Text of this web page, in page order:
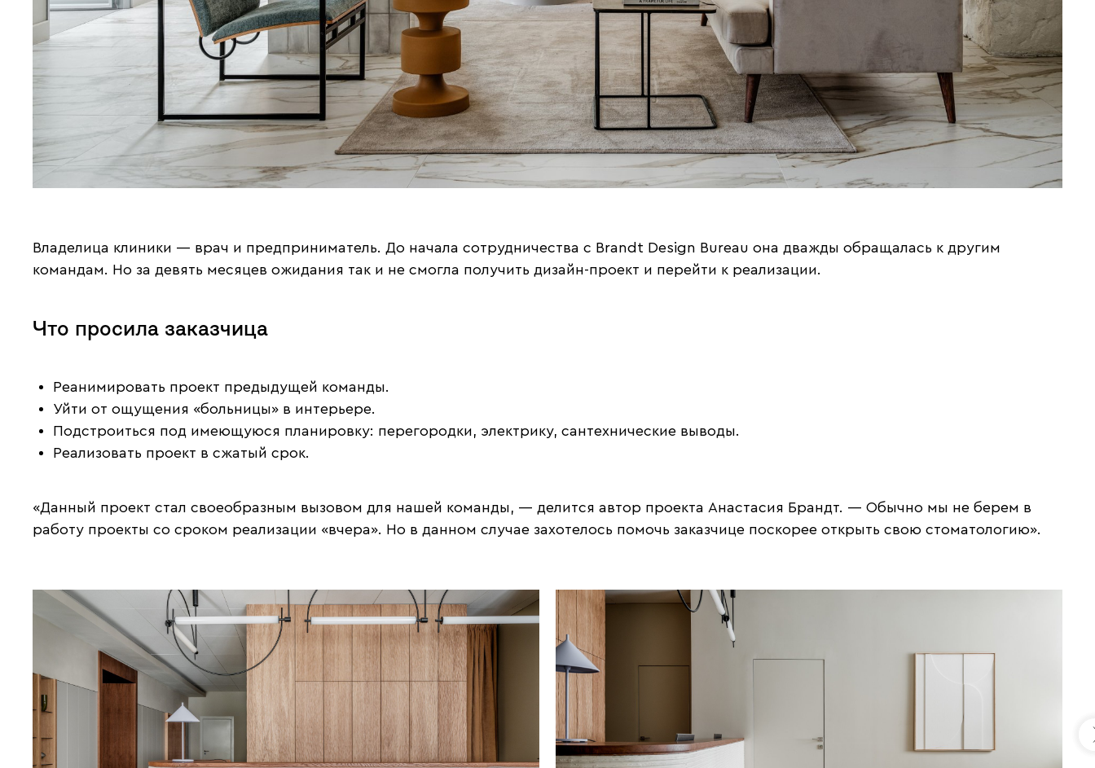
Владелица клиники — врач и предприниматель. До начала сотрудничества с Brandt Design Bureau она дважды обращалась к другим
командам. Но за девять месяцев ожидания так и не смогла получить дизайн-проект и перейти к реализации.
Что просила заказчица
Реанимировать проект предыдущей команды.
Уйти от ощущения «больницы» в интерьере.
Подстроиться под имеющуюся планировку: перегородки, электрику, сантехнические выводы.
Реализовать проект в сжатый срок.
«Данный проект стал своеобразным вызовом для нашей команды, — делится автор проекта Анастасия Брандт. — Обычно мы не берем в
работу проекты со сроком реализации «вчера». Но в данном случае захотелось помочь заказчице поскорее открыть свою стоматологию».